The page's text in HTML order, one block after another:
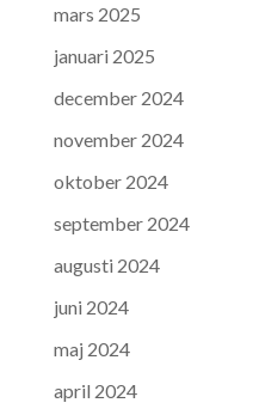
mars 2025
januari 2025
december 2024
november 2024
oktober 2024
september 2024
augusti 2024
juni 2024
maj 2024
april 2024